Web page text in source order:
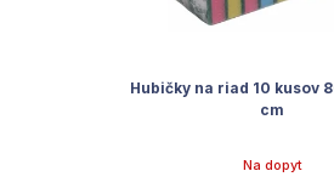
Hubičky na riad 10 kusov
cm
Na dopyt